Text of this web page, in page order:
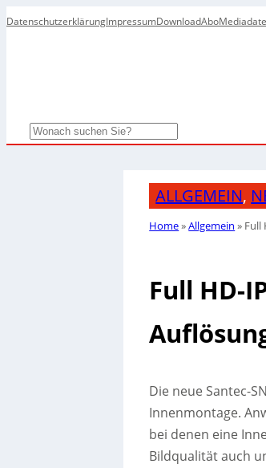
DatenschutzerklärungImpressumDownloadAbo
Search
ALLGEMEIN,
Home»Allgemein » Full
Full HD-
Die neue Santec-
Innenmontage.
bei denen eine
Bildqualität auch